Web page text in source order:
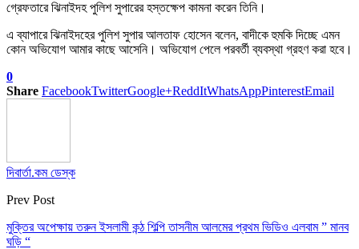
গ্রেফতারে ঝিনাইদহ পুলিশ সুপারের হস্তক্ষেপ কামনা করেন তিনি।
এ ব্যাপারে ঝিনাইদহের পুলিশ সুপার আলতাফ হোসেন বলেন, বাদীকে হুমকি দিচ্ছে এমন
কোন অভিযোগ আমার কাছে আসেনি। অভিযোগ পেলে পরবর্তী ব্যবস্থা গ্রহণ করা হবে।
0
Share FacebookTwitterGoogle+ReddItWhatsAppPinterestEmail
দিবার্তা.কম ডেস্ক
Prev Post
মুক্তির অপেক্ষায় তরুন ইসলামী কন্ঠ শিল্পি তাসনীম আলমের প্রথম ভিডিও এলবাম ” মানব
ঘড়ি “